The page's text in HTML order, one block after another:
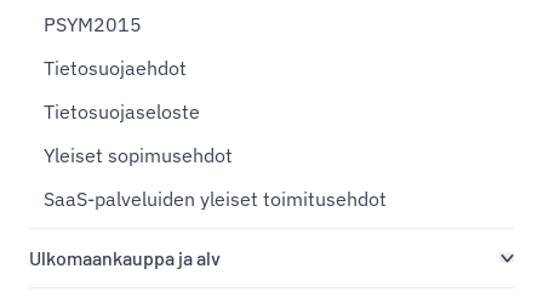
PSYM2015
Tietosuojaehdot
Tietosuojaseloste
Yleiset sopimusehdot
SaaS-palveluiden yleiset toimitusehdot
Ulkomaankauppa ja alv